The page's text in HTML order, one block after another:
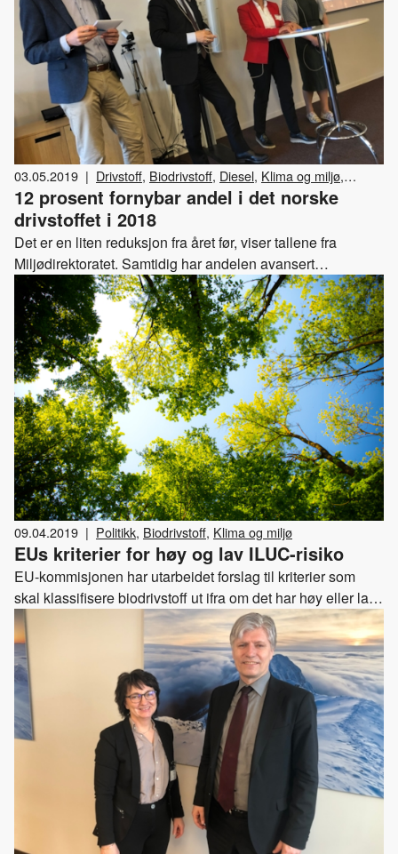
03.05.2019 | Drivstoff, Biodrivstoff, Diesel, Klima og miljø,
Bensin
12 prosent fornybar andel i det norske
drivstoffet i 2018
Det er en liten reduksjon fra året før, viser tallene fra
Miljødirektoratet. Samtidig har andelen avansert
biodrivstoff økt betraktelig, noe Drivkraft Norge mener er
svært positivt.
09.04.2019 | Politikk, Biodrivstoff, Klima og miljø
EUs kriterier for høy og lav ILUC-risiko
EU-kommisjonen har utarbeidet forslag til kriterier som
skal klassifisere biodrivstoff ut ifra om det har høy eller lav
ILUC-risiko.